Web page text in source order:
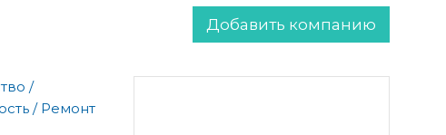
Добавить компанию
/
/ Ремонт